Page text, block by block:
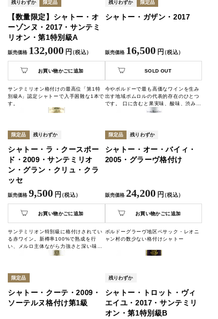
残りわずか 限定品
【数量限定】シャトー・オ
ーゾンヌ・2017・サンテミ
リオン・第1特別級A
販売価格 132,000 円（税込）
お買い物かごに追加
サンテミリオン格付けの最高位「第1特
別級A」認定シャトーで入手困難な1本で
す。
残りわずか 限定品
シャトー・ガザン・2017
販売価格 16,500円（税込）
SOLD OUT
今やボルドーで最も高価なワインを生み
出す地域ポムロルの代表的存在のひとつ
です。 口に含むと果実味、酸味、渋みそ
の全てがしっかりと感じられ、また長期
限定品
残りわずか
シャトー・ラ・クースポー
ド・2009・サンテミリオ
ン・グラン・クリュ・クラ
ッセ
販売価格 9,500 円（税込）
お買い物かごに追加
サンテミリオン特別級に格付けされてい
る赤ワイン。新樽率100%で熟成を行
い、メルロ主体ながら力強さと深い味わ
いを兼ね備えたワイン。
限定品 残りわずか
シャトー・オー・バイィ・
2005・グラーヴ格付け
販売価格 24,200円（税込）
お買い物かごに追加
ボルドーグラーヴ地区ペサック・レオニ
ャン村の数少ない格付けシャトー
限定品
シャトー・クーテ・2009・
ソーテルヌ格付け第1級
残りわずか
シャトー・トロット・ヴィ
エイユ・2017・サンテミリ
オン・第1特別級B